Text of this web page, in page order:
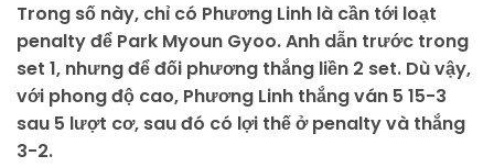
Trong số này, chỉ có Phương Linh là cần tới loạt
penalty để Park Myoun Gyoo. Anh dẫn trước trong
set 1, nhưng để đối phương thắng liền 2 set. Dù vậy,
với phong độ cao, Phương Linh thắng ván 5 15-3
sau 5 lượt cơ, sau đó có lợi thế ở penalty và thắng
3-2.